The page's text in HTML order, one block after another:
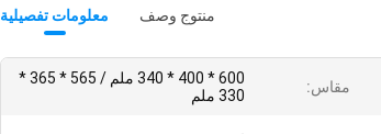
معلومات تفصيلية منتوج وصف
مقاس:
600 * 400 * 340 ملم / 565 * 365 *
330 ملم